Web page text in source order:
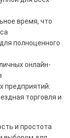
время, что
полноценного
онлайн-
предприятий:
торговля и
и простота